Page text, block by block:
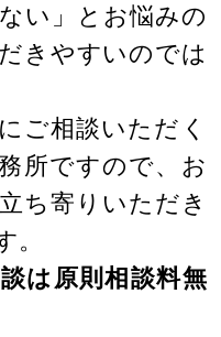
い」とお悩みの
きやすいのでは
ご相談いただく
所ですので、お
ち寄りいただき
は原則相談料無